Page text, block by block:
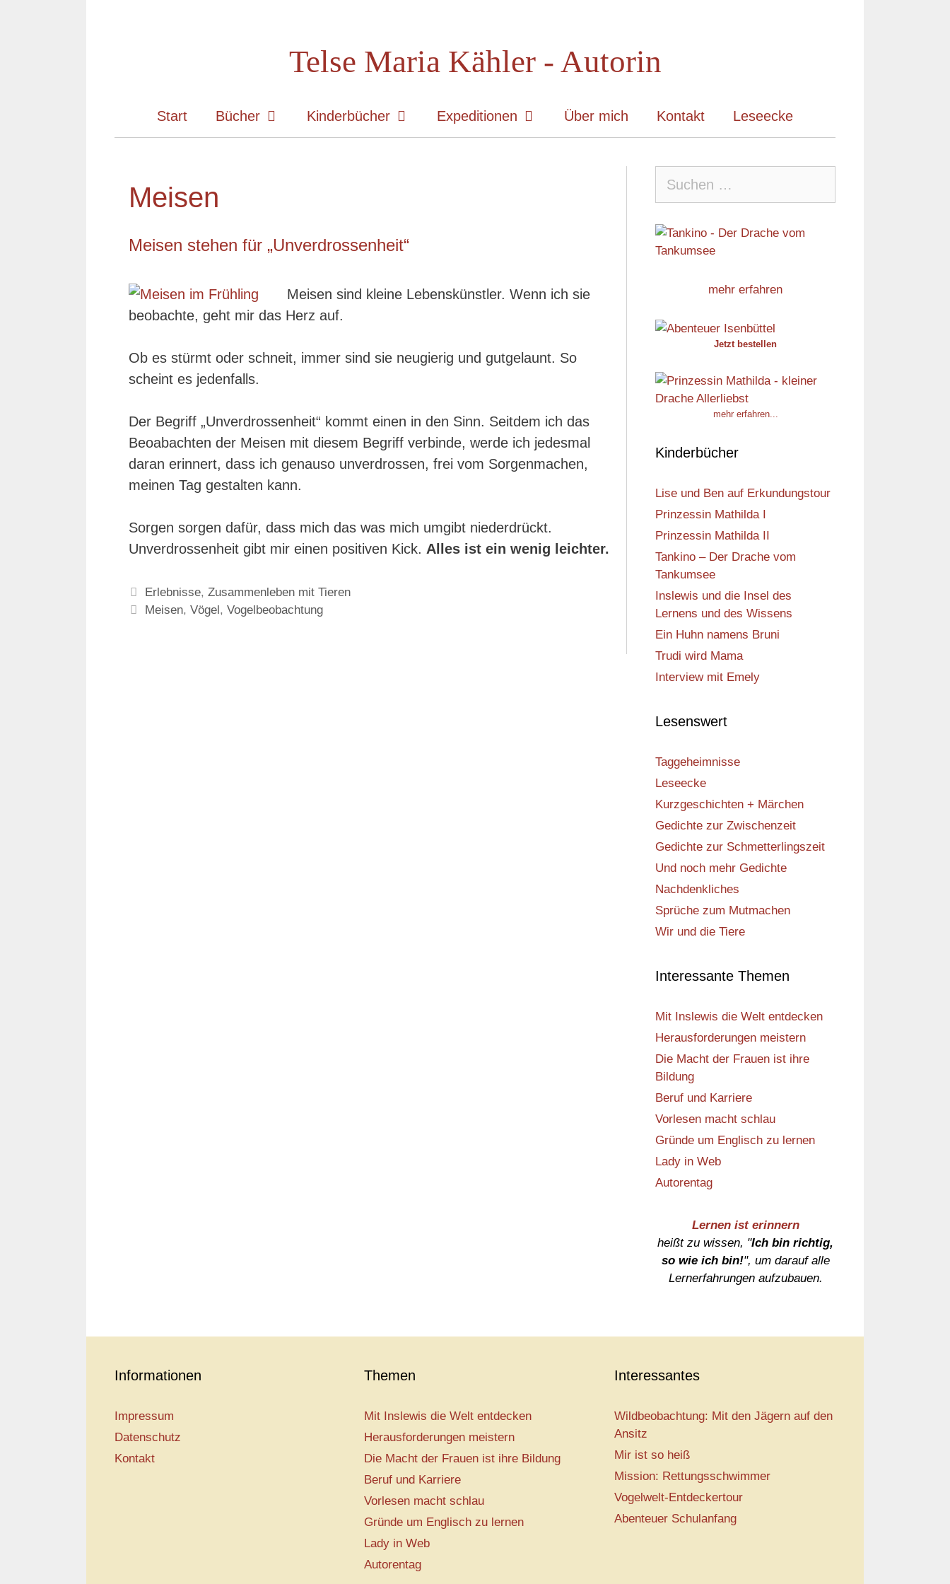
Telse Maria Kähler - Autorin
Start Bücher Kinderbücher Expeditionen Über mich Kontakt Leseecke
Meisen
Meisen stehen für „Unverdrossenheit“
Meisen sind kleine Lebenskünstler. Wenn ich sie
beobachte, geht mir das Herz auf.
Ob es stürmt oder schneit, immer sind sie neugierig und gutgelaunt. So
scheint es jedenfalls.
Der Begriff „Unverdrossenheit“ kommt einen in den Sinn. Seitdem ich das
Beoabachten der Meisen mit diesem Begriff verbinde, werde ich jedesmal
daran erinnert, dass ich genauso unverdrossen, frei vom Sorgenmachen,
meinen Tag gestalten kann.
Sorgen sorgen dafür, dass mich das was mich umgibt niederdrückt.
Unverdrossenheit gibt mir einen positiven Kick. Alles ist ein wenig leichter.
Kategorien
Erlebnisse,Zusammenleben mit Tieren
Schlagwörter
Meisen,Vögel,Vogelbeobachtung
nach:
mehr erfahren
Jetzt bestellen
mehr erfahren...
Kinderbücher
Lise und Ben auf Erkundungstour
Prinzessin Mathilda I
Prinzessin Mathilda II
Tankino – Der Drache vom
Tankumsee
Inslewis und die Insel des
Lernens und des Wissens
Ein Huhn namens Bruni
Trudi wird Mama
Interview mit Emely
Lesenswert
Taggeheimnisse
Leseecke
Kurzgeschichten + Märchen
Gedichte zur Zwischenzeit
Gedichte zur Schmetterlingszeit
Und noch mehr Gedichte
Nachdenkliches
Sprüche zum Mutmachen
Wir und die Tiere
Interessante Themen
Mit Inslewis die Welt entdecken
Herausforderungen meistern
Die Macht der Frauen ist ihre
Bildung
Beruf und Karriere
Vorlesen macht schlau
Gründe um Englisch zu lernen
Lady in Web
Autorentag
Lernen ist erinnern
heißt zu wissen, "Ich bin richtig,
so wie ich bin!", um darauf alle
Lernerfahrungen aufzubauen.
Informationen
Impressum
Datenschutz
Kontakt
Themen
Mit Inslewis die Welt entdecken
Herausforderungen meistern
Die Macht der Frauen ist ihre Bildung
Beruf und Karriere
Vorlesen macht schlau
Gründe um Englisch zu lernen
Lady in Web
Autorentag
Interessantes
Wildbeobachtung: Mit den Jägern auf den
Ansitz
Mir ist so heiß
Mission: Rettungsschwimmer
Vogelwelt-Entdeckertour
Abenteuer Schulanfang